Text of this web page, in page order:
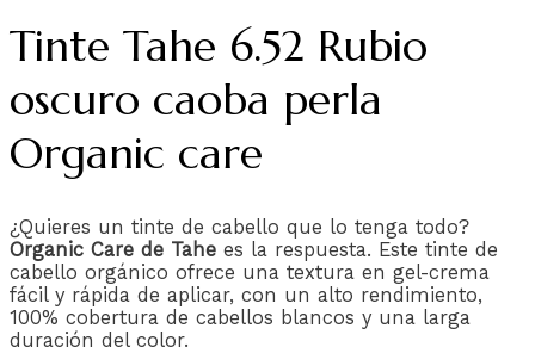
Tinte Tahe 6.52 Rubio
oscuro caoba perla
Organic care
¿Quieres un tinte de cabello que lo tenga todo?
Organic Care de Tahe es la respuesta. Este tinte de
cabello orgánico ofrece una textura en gel-crema
fácil y rápida de aplicar, con un alto rendimiento,
100% cobertura de cabellos blancos y una larga
duración del color.